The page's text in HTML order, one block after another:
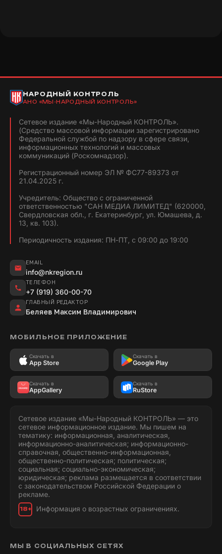
НАРОДНЫЙ КОНТРОЛЬ
АНО «МЫ-НАРОДНЫЙ КОНТРОЛЬ»
Сетевое издание «Мы-Народный КОНТРОЛЬ».
(Средство массовой информации зарегистрировано
Федеральной службой по надзору в сфере связи,
информационных технологий и массовых
коммуникаций (Роскомнадзор).
Регистрационный номер ЭЛ № ФС77-89373 от
21.04.2025 г.
Учредитель: Общество с ограниченной
ответственностью "САН МЕДИА ЛИМИТЕД" (620000,
Свердловская обл., г. Екатеринбург, ул. Юмашева, д.
13, кв. 103).
Периодичность издания: ПН-ПТ, с 09:00 до 19:00
EMAIL
info@nkregion.ru
ТЕЛЕФОН
+7 (919) 360-00-70
ГЛАВНЫЙ РЕДАКТОР
Беляев Максим Владимирович
МОБИЛЬНОЕ ПРИЛОЖЕНИЕ
Скачать в
App Store
Скачать в
Google Play
Скачать в
AppGallery
Скачать в
RuStore
Сетевое издание «Мы-Народный КОНТРОЛЬ» — это
сетевое информационное издание. Мы пишем на
тематику: информационная, аналитическая,
информационно-аналитическая; информационно-
справочная, общественно-информационная,
общественно-политическая; политическая;
социальная; социально-экономическая;
юридическая; реклама размещается в соответствии
с законодательством Российской Федерации о
рекламе.
18+ Информация о возрастных ограничениях.
МЫ В СОЦИАЛЬНЫХ СЕТЯХ